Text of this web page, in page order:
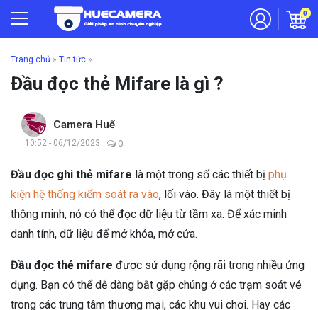
0
Trang chủ » Tin tức »
Đầu đọc thẻ Mifare là gì ?
Camera Huế
10:52 - 06/12/2023 0
Đầu đọc ghi thẻ mifare là một trong số các thiết bị phụ
kiện hệ thống kiểm soát ra vào, lối vào. Đây là một thiết bị
thông minh, nó có thể đọc dữ liệu từ tầm xa. Để xác minh
danh tính, dữ liệu để mở khóa, mở cửa.
Đầu đọc thẻ mifare được sử dụng rộng rãi trong nhiều ứng
dụng. Bạn có thể dễ dàng bắt gặp chúng ở các trạm soát vé
trong các trung tâm thương mại, các khu vui chơi. Hay các